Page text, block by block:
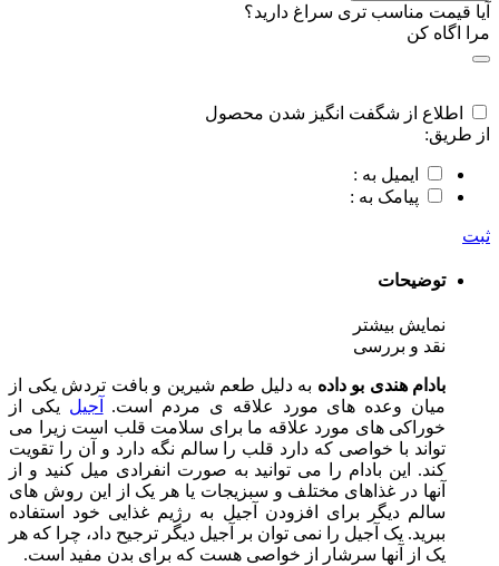
آیا قیمت مناسب تری سراغ دارید؟
مرا اگاه کن
اطلاع از شگفت انگیز شدن محصول
از طریق:
ایمیل به :
پیامک به :
ثبت
توضیحات
نمایش بیشتر
نقد و بررسی
بادام هندی بو داده به دلیل طعم شیرین و بافت تردش یکی از
میان وعده های مورد علاقه ی مردم است.
آجیل یکی از
خوراکی های مورد علاقه ما برای سلامت قلب است زیرا می
تواند با خواصی که دارد قلب را سالم نگه دارد و آن را تقویت
کند. این بادام را می توانید به صورت انفرادی میل کنید و از
آنها در غذاهای مختلف و سبزیجات یا هر یک از این روش های
سالم دیگر برای افزودن آجیل به رژیم غذایی خود استفاده
ببرید. یک آجیل را نمی توان بر آجیل دیگر ترجیح داد، چرا که هر
یک از آنها سرشار از خواصی هست که برای بدن مفید است.